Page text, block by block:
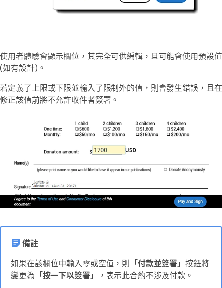
使用者體驗會顯示欄位，其完全可供編輯，且可能會使用預設值
(如有設計)。
若定義了上限或下限並輸入了限制外的值，則會發生錯誤，且在
修正該值前將不允許收件者簽署。
備註
如果在該欄位中輸入零或空值，則 「付款並簽署」 按鈕將
變更為 「按一下以簽署」 ，表示此合約不涉及付款。